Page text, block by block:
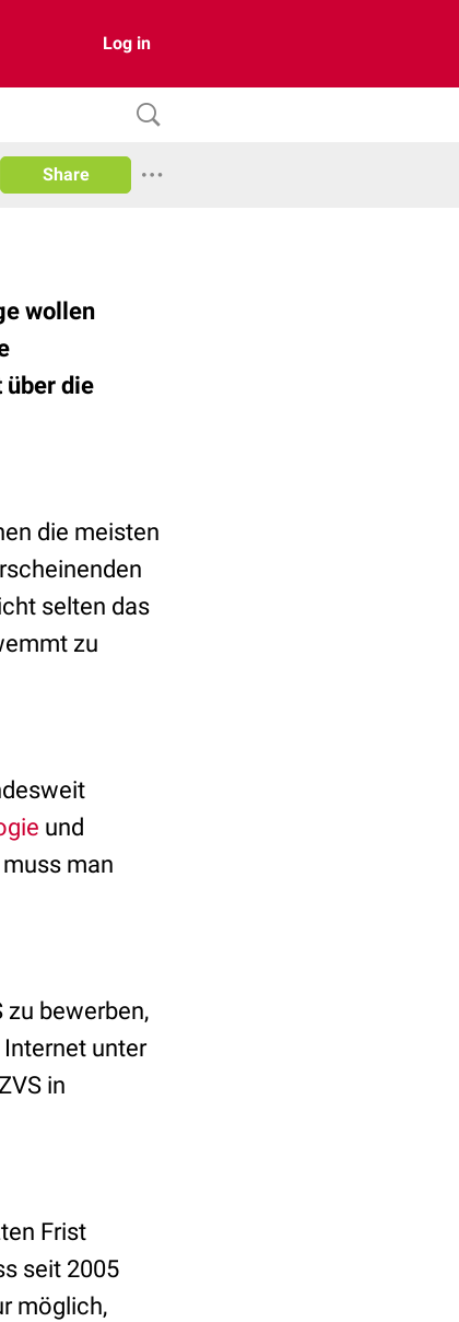
Log in
Share
wollen
über die
die meisten
selten das
zu
und
man
zu bewerben,
unter
in
Frist
seit 2005
möglich,